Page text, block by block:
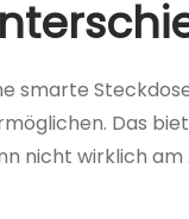
smarte
Das
nicht wirklich